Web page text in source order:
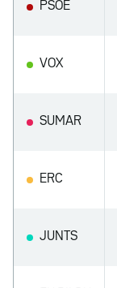
PSOE
VOX
SUMAR
ERC
JUNTS